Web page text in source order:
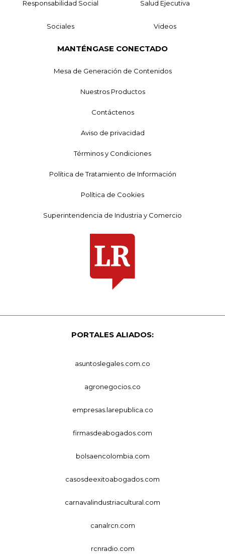
Responsabilidad Social Salud Ejecutiva
Sociales Videos
MANTÉNGASE CONECTADO
Mesa de Generación de Contenidos
Nuestros Productos
Contáctenos
Aviso de privacidad
Términos y Condiciones
Política de Tratamiento de Información
Política de Cookies
Superintendencia de Industria y Comercio
PORTALES ALIADOS:
asuntoslegales.com.co
agronegocios.co
empresas.larepublica.co
firmasdeabogados.com
bolsaencolombia.com
casosdeexitoabogados.com
carnavalindustriacultural.com
canalrcn.com
rcnradio.com